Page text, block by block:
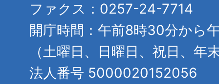
ファクス：0257-24-7714
開庁時間：午前8時30分から
（土曜日、日曜日、祝日、年
法人番号 5000020152056